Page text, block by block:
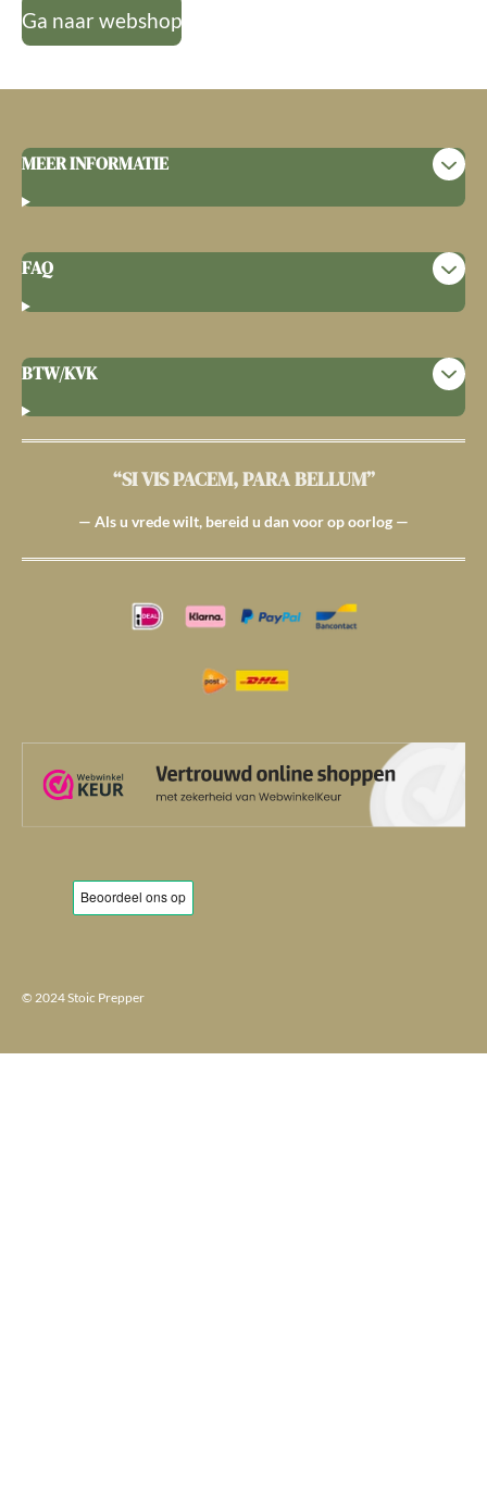
Ga naar webshop
MEER INFORMATIE
FAQ
BTW/KVK
“SI VIS PACEM, PARA BELLUM”
— Als u vrede wilt, bereid u dan voor op oorlog —
© 2024 Stoic Prepper